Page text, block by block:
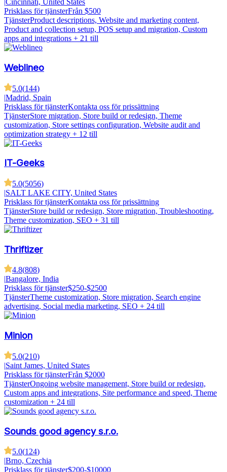
Cincinnati, United States
Prisklass för tjänsterFrån $500
TjänsterProduct descriptions, Website and marketing content,
Product and collection setup, POS setup and migration, Custom
apps and integrations + 21 till
Weblineo
5.0(144)
|Madrid, Spain
Prisklass för tjänsterKontakta oss för prissättning
TjänsterStore migration, Store build or redesign, Theme
customization, Store settings configuration, Website audit and
optimization strategy + 12 till
IT-Geeks
5.0(5056)
|SALT LAKE CITY, United States
Prisklass för tjänsterKontakta oss för prissättning
TjänsterStore build or redesign, Store migration, Troubleshooting,
Theme customization, SEO + 31 till
Thriftizer
4.8(808)
Bangalore, India
Prisklass för tjänster$250-$2500
TjänsterTheme customization, Store migration, Search engine
advertising, Social media marketing, SEO + 24 till
Minion
5.0(210)
|Saint James, United States
Prisklass för tjänsterFrån $2000
TjänsterOngoing website management, Store build or redesign,
Custom apps and integrations, Site performance and speed, Theme
customization + 24 till
Sounds good agency s.r.o.
5.0(124)
|Brno, Czechia
Prisklass för tjänster$200-$10000